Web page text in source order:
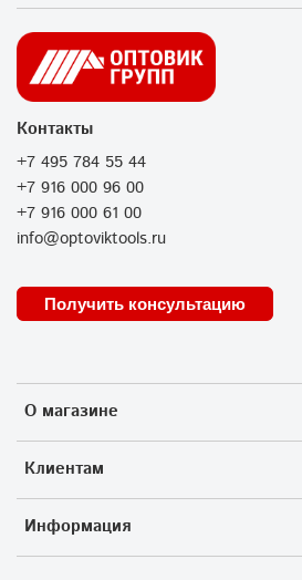
О магазине
Клиентам
Информация
Контакты
+7 495 784 55 44
+7 916 000 96 00
+7 916 000 61 00
info@optoviktools.ru
Получить консультацию